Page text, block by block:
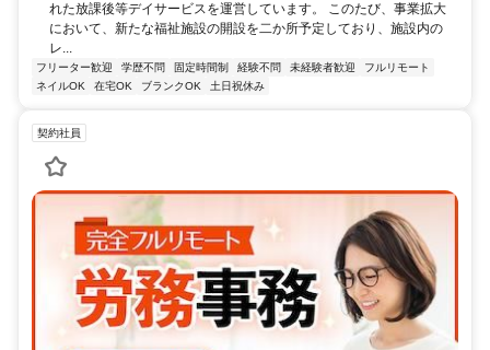
れた放課後等デイサービスを運営しています。 このたび、事業拡大
において、新たな福祉施設の開設を二か所予定しており、施設内の
レ...
フリーター歓迎 学歴不問 固定時間制 経験不問 未経験者歓迎
フルリモート
ネイルOK
在宅OK ブランクOK 土日祝休み
契約社員